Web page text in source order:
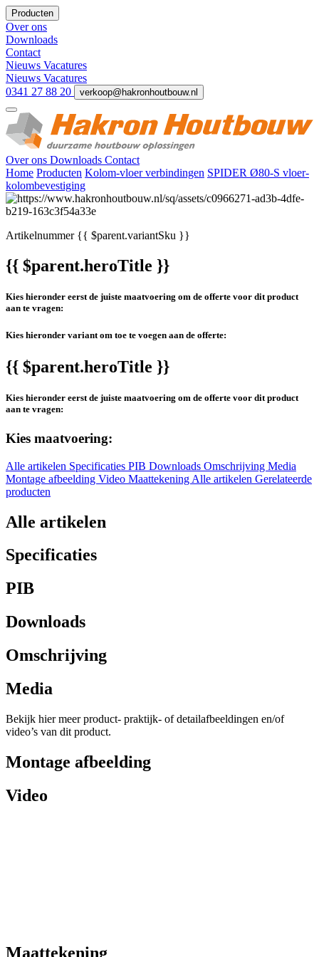
Producten
Over ons
Downloads
Contact
Nieuws Vacatures
Nieuws Vacatures
0341 27 88 20
verkoop@hakronhoutbouw.nl
Over ons Downloads Contact
Home Producten Kolom-vloer verbindingen SPIDER Ø80-S vloer-
kolombevestiging
Artikelnummer{{ $parent.variantSku }}
{{ $parent.heroTitle }}
Kies hieronder eerst de juiste maatvoering om de offerte voor dit product
aan te vragen:
Kies hieronder variant om toe te voegen aan de offerte:
{{ $parent.heroTitle }}
Kies hieronder eerst de juiste maatvoering om de offerte voor dit product
aan te vragen:
Kies maatvoering:
Alle artikelen Specificaties PIB Downloads Omschrijving Media
Montage afbeelding Video Maattekening Alle artikelen Gerelateerde
producten
Alle artikelen
Specificaties
PIB
Downloads
Omschrijving
Media
Bekijk hier meer product- praktijk- of detailafbeeldingen en/of
video’s van dit product.
Montage afbeelding
Video
Maattekening